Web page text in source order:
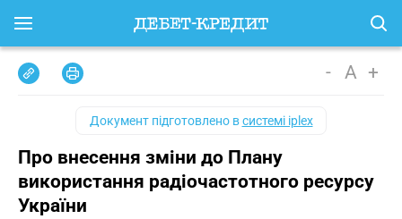
- A +
Документ підготовлено всистемі iplex
Про внесення зміни до Плану
використання радіочастотного ресурсу
України